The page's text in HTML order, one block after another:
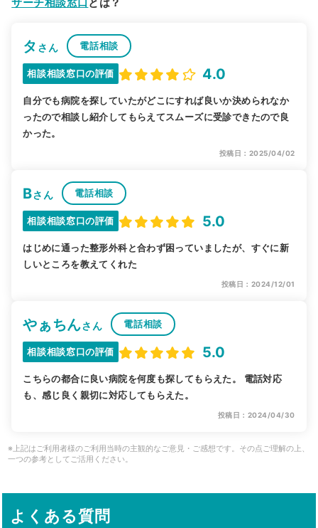
タ さん 電話相談
相談相談窓口の評価 4.0
自分でも病院を探していたがどこにすれば良いか決められなか
ったので相談し紹介してもらえてスムーズに受診できたので良
かった。
投稿日：2025/04/02
Bさん 電話相談
相談相談窓口の評価 5.0
はじめに通った整形外科と合わず困っていましたが、すぐに新
しいところを教えてくれた
投稿日：2024/12/01
やぁちんさん 電話相談
相談相談窓口の評価 5.0
こちらの都合に良い病院を何度も探してもらえた。 電話対応
も、感じ良く親切に対応してもらえた。
投稿日：2024/04/30
※上記はご利用者様のご利用当時の主観的なご意見・ご感想です。その点ご理解の上、
一つの参考としてご活用ください。
よくある質問